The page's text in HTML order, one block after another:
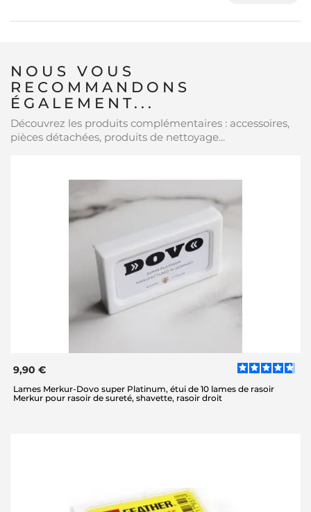
NOUS VOUS
RECOMMANDONS
ÉGALEMENT...
Découvrez les produits complémentaires : accessoires,
pièces détachées, produits de nettoyage...
9,90 €
Lames Merkur-Dovo super Platinum, étui de 10 lames de rasoir
Merkur pour rasoir de sureté, shavette, rasoir droit